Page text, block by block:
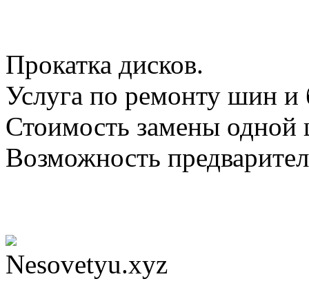
Прокатка дисков.
Услуга по ремонту шин и
Стоимость замены
Возможность
Nesovetyu.xyz